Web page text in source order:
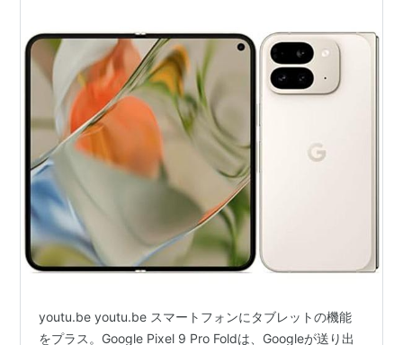
youtu.be youtu.be スマートフォンにタブレットの機能
をプラス。Google Pixel 9 Pro Foldは、Googleが送り出